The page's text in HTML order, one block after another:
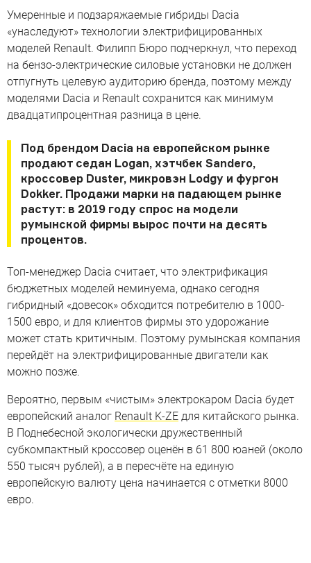
Умеренные и подзаряжаемые гибриды Dacia
«унаследуют» технологии электрифицированных
моделей Renault. Филипп Бюро подчеркнул, что переход
на бензо-электрические силовые установки не должен
отпугнуть целевую аудиторию бренда, поэтому между
моделями Dacia и Renault сохранится как минимум
двадцатипроцентная разница в цене.
Под брендом Dacia на европейском рынке
продают седан Logan, хэтчбек Sandero,
кроссовер Duster, микровэн Lodgy и фургон
Dokker. Продажи марки на падающем рынке
растут: в 2019 году спрос на модели
румынской фирмы вырос почти на десять
процентов.
Топ-менеджер Dacia считает, что электрификация
бюджетных моделей неминуема, однако сегодня
гибридный «довесок» обходится потребителю в 1000-
1500 евро, и для клиентов фирмы это удорожание
может стать критичным. Поэтому румынская компания
перейдёт на электрифицированные двигатели как
можно позже.
Вероятно, первым «чистым» электрокаром Dacia будет
европейский аналог Renault K-ZE для китайского рынка.
В Поднебесной экологически дружественный
субкомпактный кроссовер оценён в 61 800 юаней (около
550 тысяч рублей), а в пересчёте на единую
европейскую валюту цена начинается с отметки 8000
евро.